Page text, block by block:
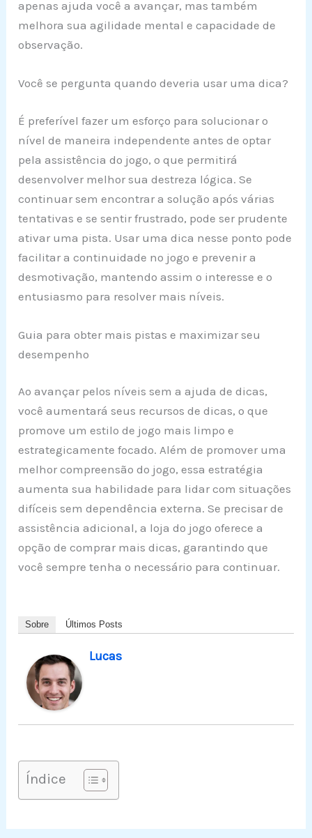
apenas ajuda você a avançar, mas também
melhora sua agilidade mental e capacidade de
observação.
Você se pergunta quando deveria usar uma dica?
É preferível fazer um esforço para solucionar o
nível de maneira independente antes de optar
pela assistência do jogo, o que permitirá
desenvolver melhor sua destreza lógica. Se
continuar sem encontrar a solução após várias
tentativas e se sentir frustrado, pode ser prudente
ativar uma pista. Usar uma dica nesse ponto pode
facilitar a continuidade no jogo e prevenir a
desmotivação, mantendo assim o interesse e o
entusiasmo para resolver mais níveis.
Guia para obter mais pistas e maximizar seu
desempenho
Ao avançar pelos níveis sem a ajuda de dicas,
você aumentará seus recursos de dicas, o que
promove um estilo de jogo mais limpo e
estrategicamente focado. Além de promover uma
melhor compreensão do jogo, essa estratégia
aumenta sua habilidade para lidar com situações
difíceis sem dependência externa. Se precisar de
assistência adicional, a loja do jogo oferece a
opção de comprar mais dicas, garantindo que
você sempre tenha o necessário para continuar.
Sobre Últimos Posts
Lucas
Índice